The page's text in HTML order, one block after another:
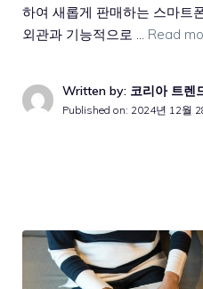
하여 새롭게 판매하는 스마트
외관과 기능적으로 … Read
Written by: 코리아 트렌
Published on: 2024년 12월